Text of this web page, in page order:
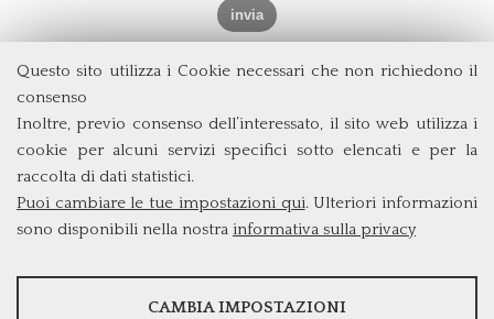
Questo sito utilizza i Cookie necessari che non richiedono il
consenso
Inoltre, previo consenso dell’interessato, il sito web utilizza i
cookie per alcuni servizi specifici sotto elencati e per la
raccolta di dati statistici.
Puoi cambiare le tue impostazioni qui. Ulteriori informazioni
sono disponibili nella nostra informativa sulla privacy
STATISTICHE
CAMBIA IMPOSTAZIONI
Università degli Studi di Roma Tor Vergata
Via Columbia, 2
00133 Roma (Italia)
Tel. +39 06 7259 3299/5837
biennio@clem.uniroma2.it